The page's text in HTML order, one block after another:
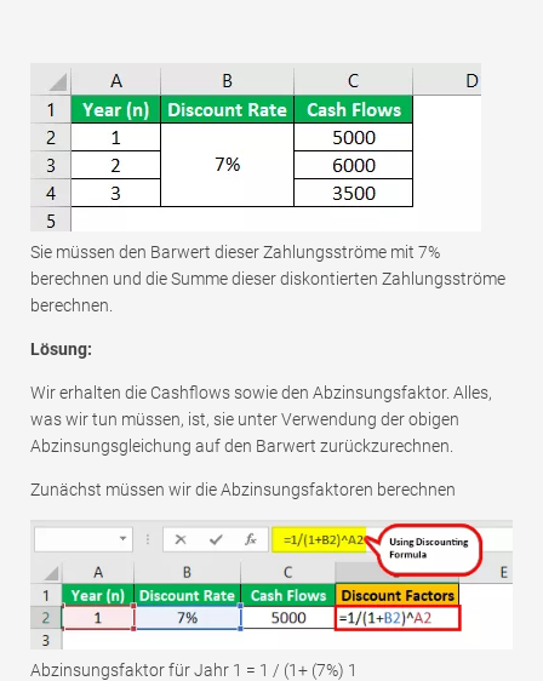
Sie müssen den Barwert dieser Zahlungsströme mit 7%
berechnen und die Summe dieser diskontierten Zahlungsströme
berechnen.
Lösung:
Wir erhalten die Cashflows sowie den Abzinsungsfaktor. Alles,
was wir tun müssen, ist, sie unter Verwendung der obigen
Abzinsungsgleichung auf den Barwert zurückzurechnen.
Zunächst müssen wir die Abzinsungsfaktoren berechnen
Abzinsungsfaktor für Jahr 1 = 1 / (1+ (7%) 1